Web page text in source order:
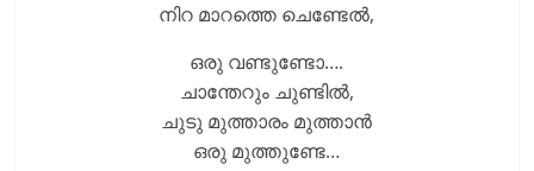
നിറ മാറത്തെ ചെണ്ടേൽ,
ഒരു വണ്ടുണ്ടോ….
ചാന്തേറും ചുണ്ടിൽ,
ചുടു മുത്താരം മുത്താൻ
ഒരു മുത്തുണ്ടേ…